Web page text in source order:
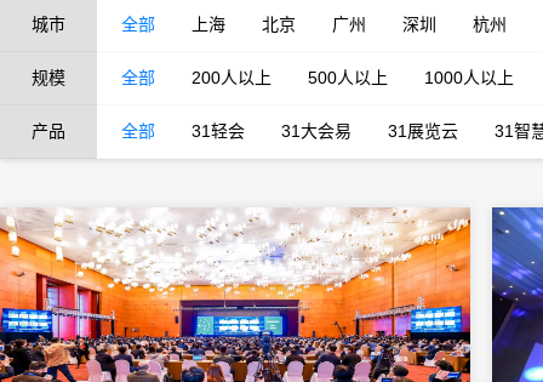
城市 全部 上海 北京 广州 深圳 杭州
规模 全部 200人以上 500人以上 1000人以上
产品 全部 31轻会 31大会易 31展览云 31智